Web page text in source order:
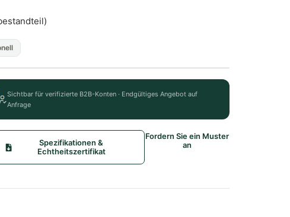
Sichtbar für verifizierte B2B-Konten · Endgültiges Angebot auf
Anfrage
Spezifikationen &
Echtheitszertifikat
Fordern Sie ein Muster
an